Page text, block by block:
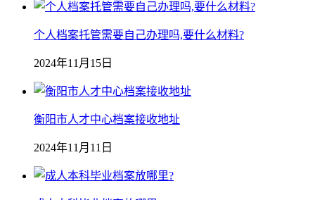
个人档案托管需要自己办理吗,要什么材料?
2024年11月15日
衡阳市人才中心档案接收地址
2024年11月11日